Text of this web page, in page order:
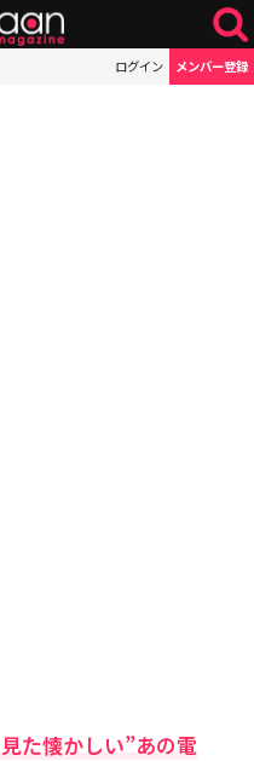
ログイン メンバー登録
た懐かしい”あの電